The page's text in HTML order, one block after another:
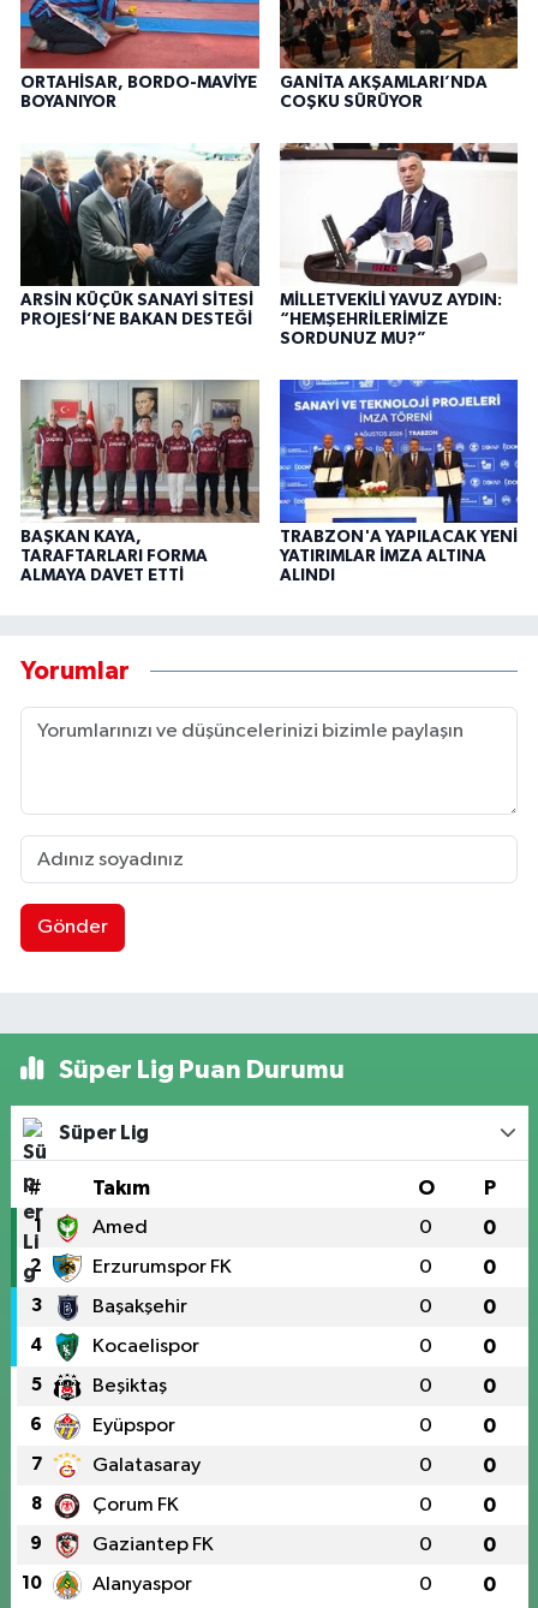
ORTAHİSAR, BORDO-MAVİYE
BOYANIYOR
GANİTA AKŞAMLARI’NDA
COŞKU SÜRÜYOR
ARSİN KÜÇÜK SANAYİ SİTESİ
PROJESİ’NE BAKAN DESTEĞİ
MİLLETVEKİLİ YAVUZ AYDIN:
“HEMŞEHRİLERİMİZE
SORDUNUZ MU?”
BAŞKAN KAYA,
TARAFTARLARI FORMA
ALMAYA DAVET ETTİ
TRABZON'A YAPILACAK YENİ
YATIRIMLAR İMZA ALTINA
ALINDI
Yorumlar
Gönder
Süper Lig Puan Durumu
Süper Lig
# Takım O P
1 Amed 0 0
2 Erzurumspor FK 0 0
3 Başakşehir 0 0
4 Kocaelispor 0 0
5 Beşiktaş 0 0
6 Eyüpspor 0 0
7 Galatasaray 0 0
8 Çorum FK 0 0
9 Gaziantep FK 0 0
10 Alanyaspor 0 0